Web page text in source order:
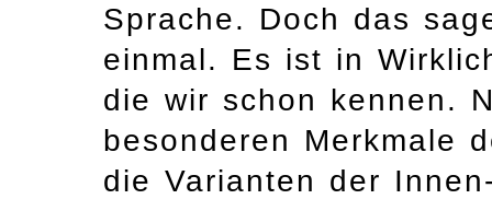
Sprache. Doch das
einmal. Es ist in
die wir schon kennen.
besonderen Merkmale
die Varianten der